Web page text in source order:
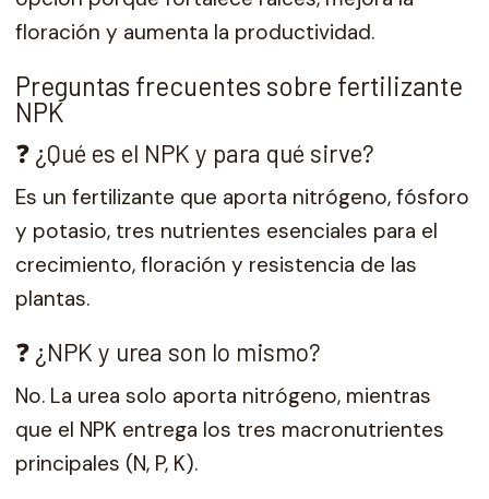
floración y aumenta la productividad.
Preguntas frecuentes sobre fertilizante
NPK
❓ ¿Qué es el NPK y para qué sirve?
Es un fertilizante que aporta nitrógeno, fósforo
y potasio, tres nutrientes esenciales para el
crecimiento, floración y resistencia de las
plantas.
❓ ¿NPK y urea son lo mismo?
No. La urea solo aporta nitrógeno, mientras
que el NPK entrega los tres macronutrientes
principales (N, P, K).